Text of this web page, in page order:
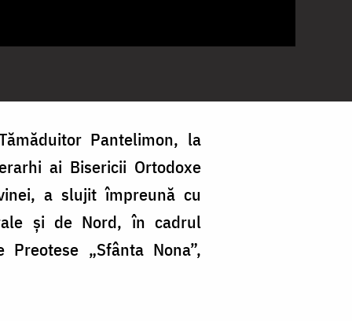
Pantelimon, la
ai Bisericii Ortodoxe
a slujit împreună cu
și de Nord, în cadrul
„Sfânta Nona”,